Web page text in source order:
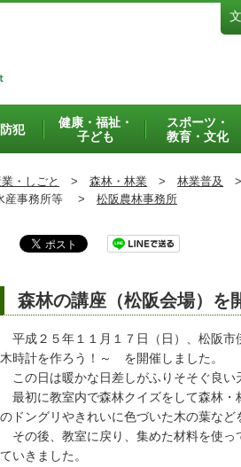
犯
健康・福祉・
子ども
スポーツ・
教育・文化
・しごと > 森林・林業 > 林業普及 >
産事務所等 > 松阪農林事務所
森林の講座（松阪会場）を
平成２５年１１月１７日（日）、松阪市
木時計を作ろう！～ を開催しました。
この日は暖かな日差しがふりそそぐ良い
最初に教室内で森林クイズをして森林・
のドングリやきれいに色づいた木の葉など
その後、教室に戻り、集めた材料を使っ
ていきました。